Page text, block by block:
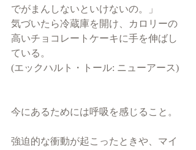
でがまんしないといけないの。」
気づいたら冷蔵庫を開け、カロリーの
高いチョコレートケーキに手を伸ばし
ている。
(エックハルト・トール: ニューアース)
今にあるためには呼吸を感じること。
強迫的な衝動が起こったときや、マイ